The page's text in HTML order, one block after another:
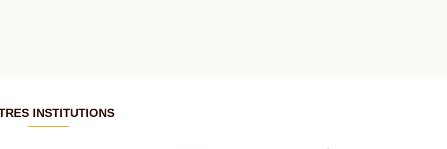
INSTITUTIONS